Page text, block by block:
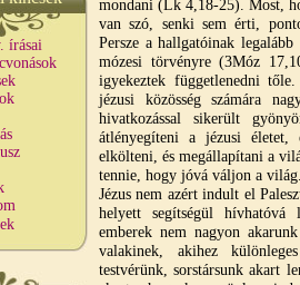
írásai
mondani (Lk 4,18-25). Most,
van szó, senki sem érti,
Persze a hallgatóinak
mózesi törvényre (3Móz
igyekeztek függetlenedni
jézusi közösség számára
hivatkozással sikerült
átlényegíteni a jézusi
elkölteni, és megállapítani a
tennie, hogy jóvá váljon a
Jézus nem azért indult el
helyett segítségül
emberek nem nagyon
valakinek, akihez
testvérünk, sorstársunk akart